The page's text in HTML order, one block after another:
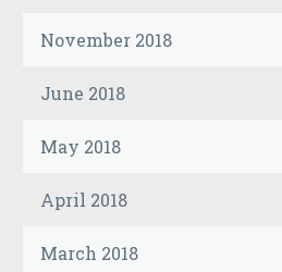
November 2018
June 2018
May 2018
April 2018
March 2018